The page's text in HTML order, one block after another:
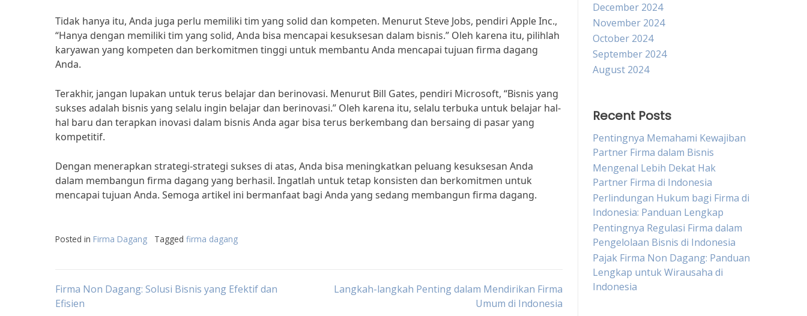
Tidak hanya itu, Anda juga perlu memiliki tim yang solid dan kompeten. Menurut Steve Jobs, pendiri Apple Inc.,
“Hanya dengan memiliki tim yang solid, Anda bisa mencapai kesuksesan dalam bisnis.” Oleh karena itu, pilihlah
karyawan yang kompeten dan berkomitmen tinggi untuk membantu Anda mencapai tujuan firma dagang
Anda.
Terakhir, jangan lupakan untuk terus belajar dan berinovasi. Menurut Bill Gates, pendiri Microsoft, “Bisnis yang
sukses adalah bisnis yang selalu ingin belajar dan berinovasi.” Oleh karena itu, selalu terbuka untuk belajar hal-
hal baru dan terapkan inovasi dalam bisnis Anda agar bisa terus berkembang dan bersaing di pasar yang
kompetitif.
Dengan menerapkan strategi-strategi sukses di atas, Anda bisa meningkatkan peluang kesuksesan Anda
dalam membangun firma dagang yang berhasil. Ingatlah untuk tetap konsisten dan berkomitmen untuk
mencapai tujuan Anda. Semoga artikel ini bermanfaat bagi Anda yang sedang membangun firma dagang.
Posted in Firma Dagang Tagged firma dagang
Post
Firma Non Dagang: Solusi Bisnis yang Efektif dan
Efisien
Langkah-langkah Penting dalam Mendirikan Firma
Umum di Indonesia
December 2024
November 2024
October 2024
September 2024
August 2024
Recent Posts
Pentingnya Memahami Kewajiban
Partner Firma dalam Bisnis
Mengenal Lebih Dekat Hak
Partner Firma di Indonesia
Perlindungan Hukum bagi Firma di
Indonesia: Panduan Lengkap
Pentingnya Regulasi Firma dalam
Pengelolaan Bisnis di Indonesia
Pajak Firma Non Dagang: Panduan
Lengkap untuk Wirausaha di
Indonesia